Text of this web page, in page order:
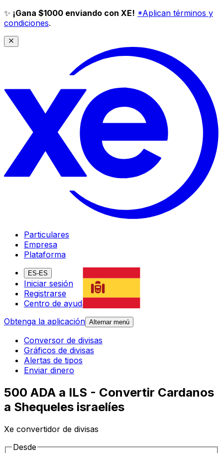
✨ ¡Gana $1000 enviando con XE! *Aplican términos y
condiciones.
Particulares
Empresa
Plataforma
ES-ES
Iniciar sesión
Registrarse
Centro de ayuda
Obtenga la aplicación Alternar menú
Conversor de divisas
Gráficos de divisas
Alertas de tipos
Enviar dinero
500 ADA a ILS - Convertir Cardanos
a Shequeles israelíes
Xe convertidor de divisas
Desde